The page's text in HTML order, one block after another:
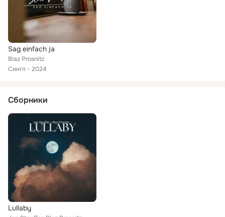
Sag einfach ja
Blaz Prosnitz
Сингл
2024
Сборники
Lullaby